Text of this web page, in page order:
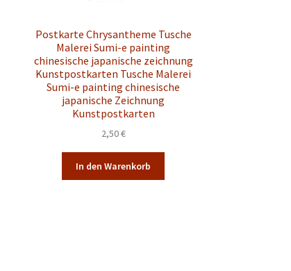
Postkarte Chrysantheme Tusche
Malerei Sumi-e painting
chinesische japanische zeichnung
Kunstpostkarten Tusche Malerei
Sumi-e painting chinesische
japanische Zeichnung
Kunstpostkarten
2,50€
In den Warenkorb